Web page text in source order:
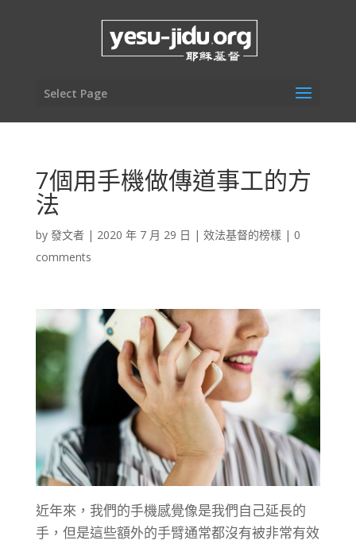
Select Page
7個用手機做傳道事工的方
法
by 發文者| 2020 年 7 月 29 日 | 效法基督的榜樣| 0
comments
近年來，我們的手機感覺像是我們自己延長的
手，但是這些額外的手臂通常都沒有被非常有效